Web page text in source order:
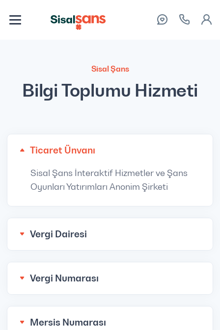
Sisal Şans
Bilgi Toplumu Hizmeti
Ticaret Ünvanı
Sisal Şans İnteraktif Hizmetler ve Şans
Oyunları Yatırımları Anonim Şirketi
Vergi Dairesi
Vergi Numarası
Mersis Numarası